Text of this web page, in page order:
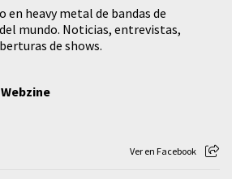
en heavy metal de bandas de
mundo. Noticias, entrevistas,
de shows.
Ver en Facebook